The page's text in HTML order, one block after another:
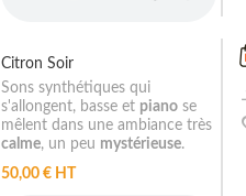
Citron Soir
Sons synthétiques qui
s'allongent, basse et piano se
mêlent dans une ambiance très
calme, un peu mystérieuse.
50,00 € HT